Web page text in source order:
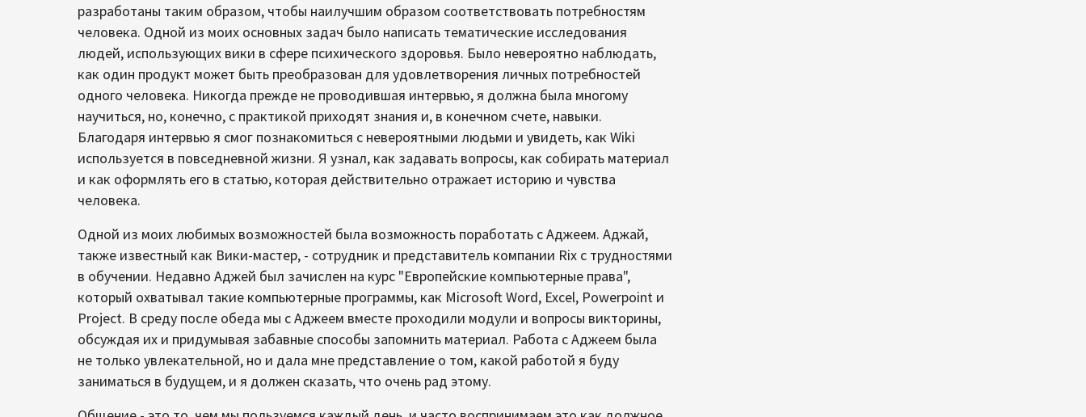
разработаны таким образом, чтобы наилучшим образом соответствовать потребностям
человека. Одной из моих основных задач было написать тематические исследования
людей, использующих вики в сфере психического здоровья. Было невероятно наблюдать,
как один продукт может быть преобразован для удовлетворения личных потребностей
одного человека. Никогда прежде не проводившая интервью, я должна была многому
научиться, но, конечно, с практикой приходят знания и, в конечном счете, навыки.
Благодаря интервью я смог познакомиться с невероятными людьми и увидеть, как Wiki
используется в повседневной жизни. Я узнал, как задавать вопросы, как собирать материал
и как оформлять его в статью, которая действительно отражает историю и чувства
человека.
Одной из моих любимых возможностей была возможность поработать с Аджеем. Аджай,
также известный как Вики-мастер, - сотрудник и представитель компании Rix с трудностями
в обучении. Недавно Аджей был зачислен на курс "Европейские компьютерные права",
который охватывал такие компьютерные программы, как Microsoft Word, Excel, Powerpoint и
Project. В среду после обеда мы с Аджеем вместе проходили модули и вопросы викторины,
обсуждая их и придумывая забавные способы запомнить материал. Работа с Аджеем была
не только увлекательной, но и дала мне представление о том, какой работой я буду
заниматься в будущем, и я должен сказать, что очень рад этому.